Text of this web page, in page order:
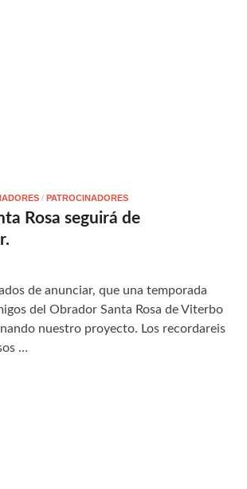
/ PATROCINADORES
Rosa seguirá de
de anunciar, que una temporada
del Obrador Santa Rosa de Viterbo
nuestro proyecto. Los recordareis
…